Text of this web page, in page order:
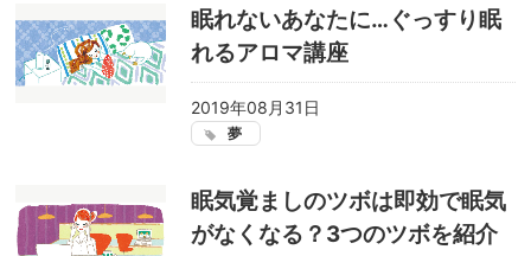
眠れないあなたに…ぐっすり眠
れるアロマ講座
2019年08月31日
夢
眠気覚ましのツボは即効で眠気
がなくなる？3つのツボを紹介